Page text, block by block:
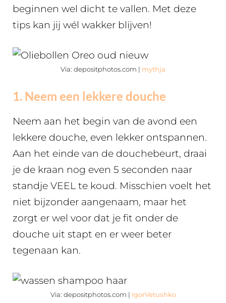
beginnen wel dicht te vallen. Met deze
tips kan jij wél wakker blijven!
Via: depositphotos.com | mythja
1. Neem een lekkere douche
Neem aan het begin van de avond een
lekkere douche, even lekker ontspannen.
Aan het einde van de douchebeurt, draai
je de kraan nog even 5 seconden naar
standje VEEL te koud. Misschien voelt het
niet bijzonder aangenaam, maar het
zorgt er wel voor dat je fit onder de
douche uit stapt en er weer beter
tegenaan kan.
Via: depositphotos.com | IgorVetushko